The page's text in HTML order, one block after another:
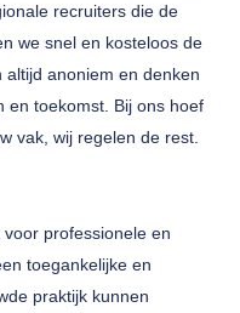
recruiters die de
we snel en kosteloos de
anoniem en denken
en toekomst. Bij ons hoef
vak, wij regelen de rest.
professionele en
toegankelijke en
praktijk kunnen